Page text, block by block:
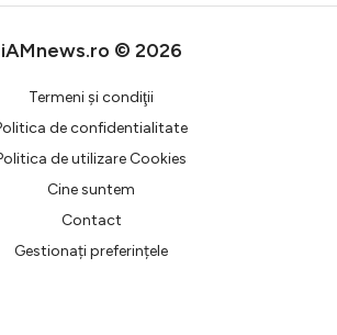
iAMnews.ro © 2026
Termeni şi condiţii
de confidentialitate
de utilizare Cookies
Cine suntem
Contact
Gestionați preferințele